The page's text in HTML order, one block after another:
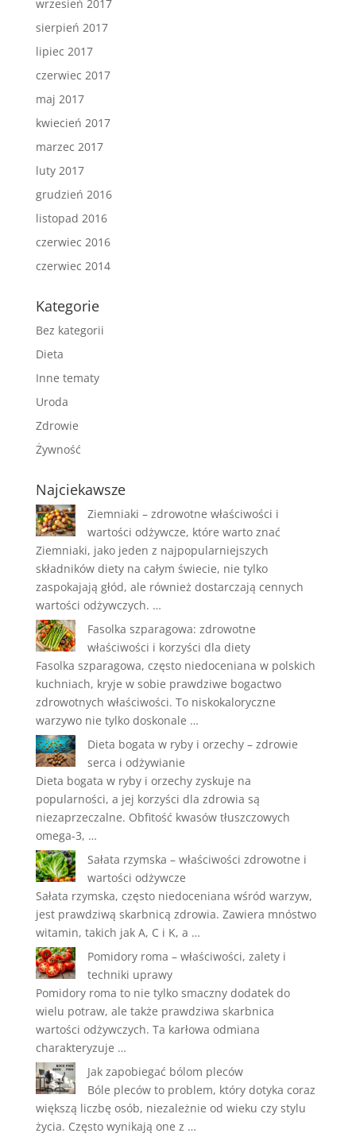
wrzesień 2017
sierpień 2017
lipiec 2017
czerwiec 2017
maj 2017
kwiecień 2017
marzec 2017
luty 2017
grudzień 2016
listopad 2016
czerwiec 2016
czerwiec 2014
Kategorie
Bez kategorii
Dieta
Inne tematy
Uroda
Zdrowie
Żywność
Najciekawsze
Ziemniaki – zdrowotne właściwości i
wartości odżywcze, które warto znać
Ziemniaki, jako jeden z najpopularniejszych
składników diety na całym świecie, nie tylko
zaspokajają głód, ale również dostarczają cennych
wartości odżywczych. …
Fasolka szparagowa: zdrowotne
właściwości i korzyści dla diety
Fasolka szparagowa, często niedoceniana w polskich
kuchniach, kryje w sobie prawdziwe bogactwo
zdrowotnych właściwości. To niskokaloryczne
warzywo nie tylko doskonale …
Dieta bogata w ryby i orzechy – zdrowie
serca i odżywianie
Dieta bogata w ryby i orzechy zyskuje na
popularności, a jej korzyści dla zdrowia są
niezaprzeczalne. Obfitość kwasów tłuszczowych
omega-3, …
Sałata rzymska – właściwości zdrowotne i
wartości odżywcze
Sałata rzymska, często niedoceniana wśród warzyw,
jest prawdziwą skarbnicą zdrowia. Zawiera mnóstwo
witamin, takich jak A, C i K, a …
Pomidory roma – właściwości, zalety i
techniki uprawy
Pomidory roma to nie tylko smaczny dodatek do
wielu potraw, ale także prawdziwa skarbnica
wartości odżywczych. Ta karłowa odmiana
charakteryzuje …
Jak zapobiegać bólom pleców
Bóle pleców to problem, który dotyka coraz
większą liczbę osób, niezależnie od wieku czy stylu
życia. Często wynikają one z …